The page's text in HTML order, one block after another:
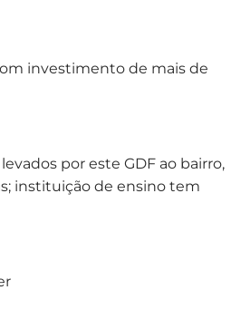
investimento de mais de
por este GDF ao bairro,
instituição de ensino tem